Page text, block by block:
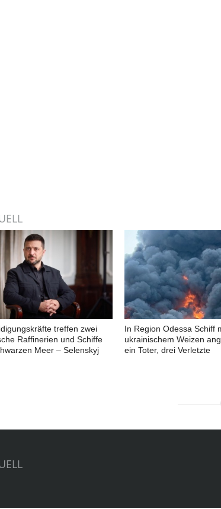
treffen zwei
Raffinerien und Schiffe
Meer – Selenskyj
In Region Odessa Schiff
ukrainischem Weizen
ein Toter, drei Verletzte